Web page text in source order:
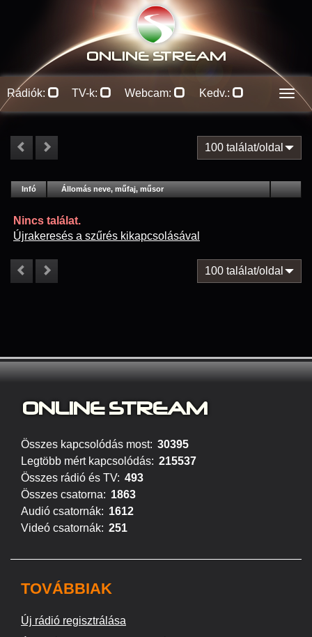
ONLINE STREAM
Rádiók: TV-k: Webcam: Kedv.:
100 találat/oldal
Infó Lejátszás
Állomás neve, műfaj, műsor
Nincs találat.
Újrakeresés a szűrés kikapcsolásával
100 találat/oldal
ONLINE STREAM
Összes kapcsolódás most: 30395
Legtöbb mért kapcsolódás: 215537
Összes rádió és TV: 493
Összes csatorna: 1863
Audió csatornák: 1612
Videó csatornák: 251
TOVÁBBIAK
Új rádió regisztrálása